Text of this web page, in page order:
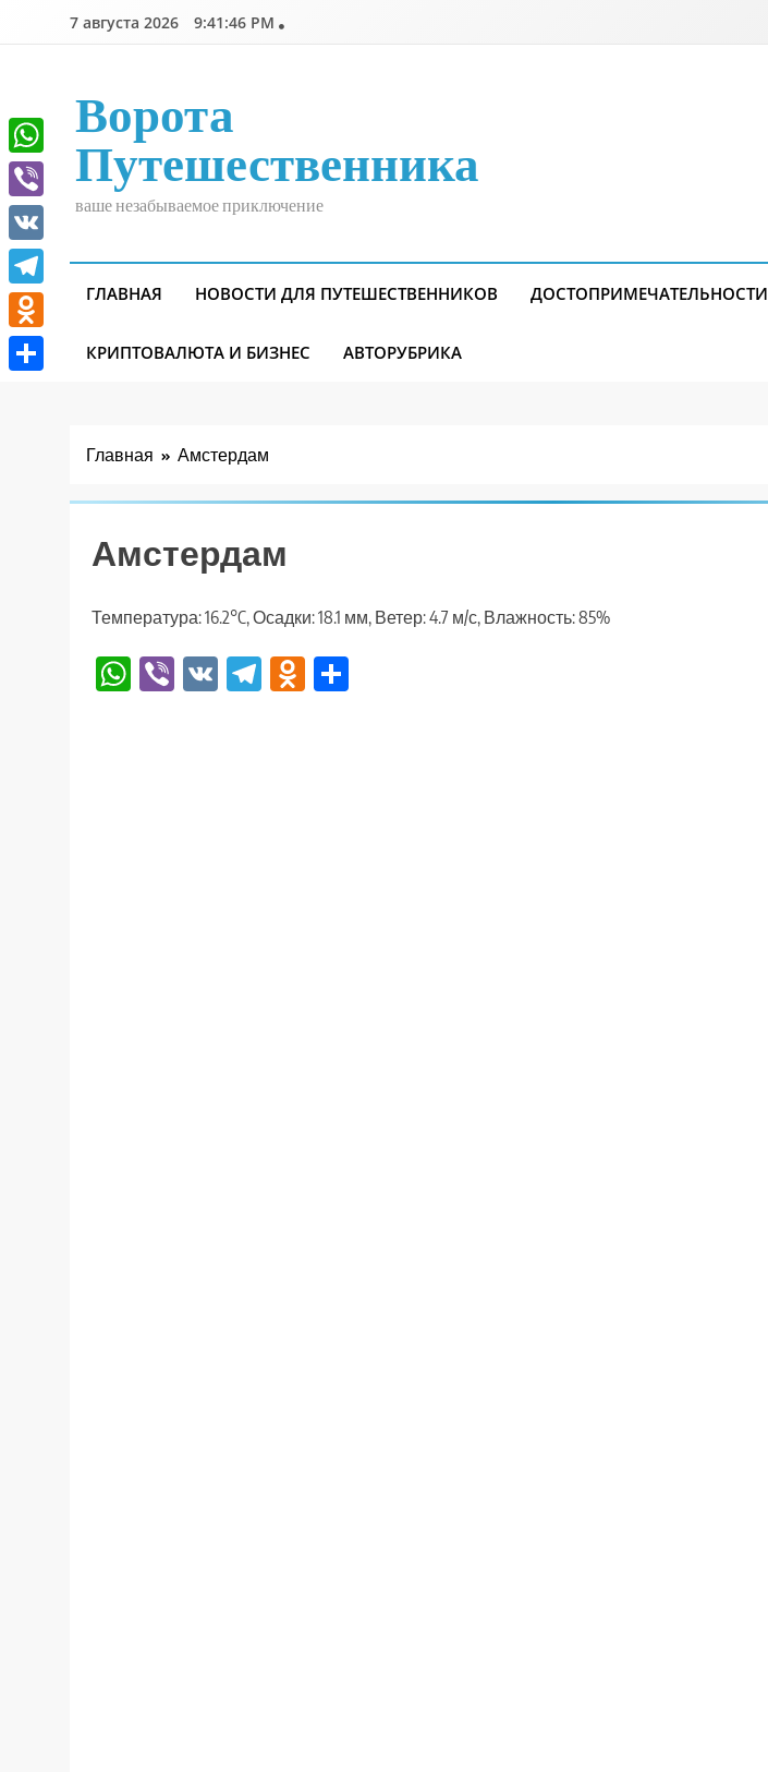
7 августа 2026 9:41:47 PM
Ворота
Путешественника
ваше незабываемое приключение
ГЛАВНАЯ НОВОСТИ ДЛЯ ПУТЕШЕСТВЕННИКОВ ДОСТОПРИМЕЧАТЕЛЬНОСТИ
КРИПТОВАЛЮТА И БИЗНЕС АВТОРУБРИКА
Главная Амстердам
Амстердам
Температура: 16.2°C, Осадки: 18.1 мм, Ветер: 4.7 м/с, Влажность: 85%
WhatsApp
Viber
VK TelegramOdnoklassniki
WhatsApp
Viber
VK
Telegram
Odnoklassniki